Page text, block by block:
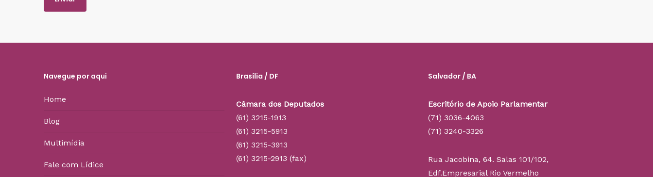
Navegue por aqui
Home
Blog
Multimídia
Fale com Lídice
Brasília / DF
Câmara dos Deputados
(61) 3215-1913
(61) 3215-5913
(61) 3215-3913
(61) 3215-2913 (fax)
Salvador / BA
Escritório de Apoio Parlamentar
(71) 3036-4063
(71) 3240-3326
Rua Jacobina, 64. Salas 101/102,
Edf.Empresarial Rio Vermelho